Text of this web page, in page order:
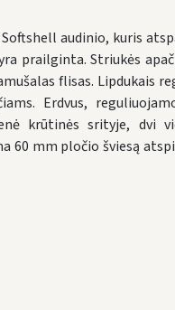
audinio, kuris
prailginta. Striukės
flisas. Lipdukais
Erdvus,
krūtinės srityje, dvi
60 mm pločio šviesą